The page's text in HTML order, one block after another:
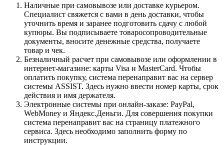
Наличные при самовывозе или доставке курьером.
Специалист свяжется с вами в день доставки, чтобы
уточнить время и заранее подготовить сдачу с любой
купюры. Вы подписываете товаросопроводительные
документы, вносите денежные средства, получаете
товар и чек.
Безналичный расчет при самовывозе или оформлении в
интернет-магазине: карты Visa и MasterCard. Чтобы
оплатить покупку, система перенаправит вас на сервер
системы ASSIST. Здесь нужно ввести номер карты, срок
действия и имя держателя.
Электронные системы при онлайн-заказе: PayPal,
WebMoney и Яндекс.Деньги. Для совершения покупки
система перенаправит вас на страницу платежного
сервиса. Здесь необходимо заполнить форму по
инструкции.